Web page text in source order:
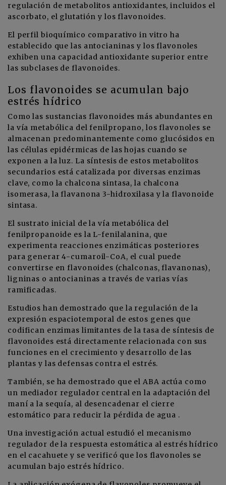
regulación de metabolitos antioxidantes, incluidos el
ascorbato, el glutatión y los flavonoides.
El perfil bioquímico comparativo in vitro ha
establecido que las antocianinas y los flavonoles
exhiben una capacidad antioxidante superior entre
las subclases de flavonoides.
Los flavonoides se acumulan bajo
estrés hídrico
Como las sustancias flavonoides más abundantes en
la vía metabólica del fenilpropano, los flavonoles se
almacenan predominantemente como glucósidos en
las células epidérmicas de las hojas cuando se
exponen a la luz. La síntesis de estos metabolitos
secundarios está catalizada por diversas enzimas
clave, como la chalcona sintasa, la chalcona
isomerasa, la flavanona 3-hidroxilasa y la flavonoide
sintasa.
El sustrato inicial de la vía metabólica del
fenilpropanoide es la L-fenilalanina, que
experimenta reacciones enzimáticas posteriores
para generar 4-cumaroil-CoA, el cual puede
convertirse en flavonoides (chalconas, flavanonas),
ligninas o antocianinas a través de varias vías
ramificadas.
Estudios han demostrado que la regulación de la
expresión espaciotemporal de estos genes que
codifican enzimas limitantes de la tasa de síntesis de
flavonoides está directamente relacionada con sus
funciones en el crecimiento y desarrollo de las
plantas y las defensas contra el estrés.
También, se ha demostrado que el ABA actúa como
un mediador regulador central en la adaptación del
maní a la sequía, al desencadenar el cierre
estomático para reducir la pérdida de agua .
Una investigación actual estudió el mecanismo
regulador de la respuesta estomática al estrés hídrico
en el cacahuete y se verificó que los flavonoles se
acumulan bajo estrés hídrico.